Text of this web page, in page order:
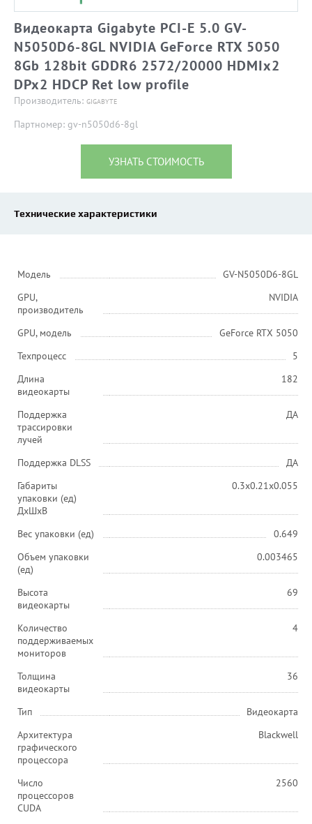
Видеокарта Gigabyte PCI-E 5.0 GV-
N5050D6-8GL NVIDIA GeForce RTX 5050
8Gb 128bit GDDR6 2572/20000 HDMIx2
DPx2 HDCP Ret low profile
Производитель: GIGABYTE
Партномер: gv-n5050d6-8gl
УЗНАТЬ СТОИМОСТЬ
Технические характеристики
Модель
GV-N5050D6-8GL
GPU,
производитель
NVIDIA
GPU, модель
GeForce RTX 5050
Техпроцесс
5
Длина
видеокарты
182
Поддержка
трассировки
лучей
ДА
Поддержка DLSS
ДА
Габариты
упаковки (ед)
ДхШхВ
0.3x0.21x0.055
Вес упаковки (ед)
0.649
Объем упаковки
(ед)
0.003465
Высота
видеокарты
69
Количество
поддерживаемых
мониторов
4
Толщина
видеокарты
36
Тип
Видеокарта
Архитектура
графического
процессора
Blackwell
Число
процессоров
CUDA
2560